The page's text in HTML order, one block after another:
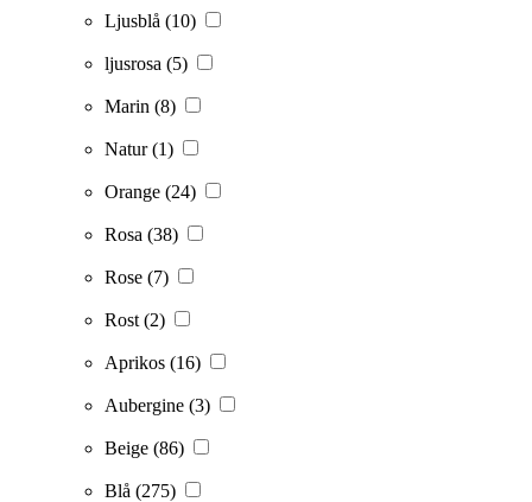
Ljusblå (10)
ljusrosa (5)
Marin (8)
Natur(1)
Orange (24)
Rosa (38)
Rose (7)
Rost (2)
Aprikos (16)
Aubergine (3)
Beige (86)
Blå (275)